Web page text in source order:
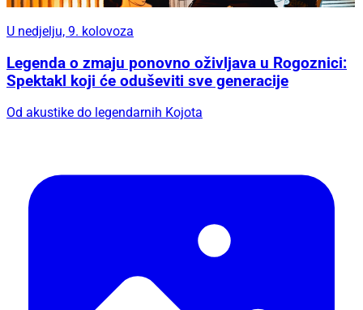
U nedjelju, 9. kolovoza
Legenda o zmaju ponovno oživljava u Rogoznici:
Spektakl koji će oduševiti sve generacije
Od akustike do legendarnih Kojota